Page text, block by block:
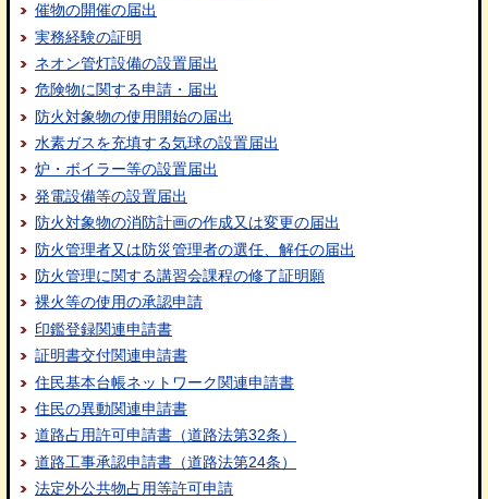
催物の開催の届出
実務経験の証明
ネオン管灯設備の設置届出
危険物に関する申請・届出
防火対象物の使用開始の届出
水素ガスを充填する気球の設置届出
炉・ボイラー等の設置届出
発電設備等の設置届出
防火対象物の消防計画の作成又は変更の届出
防火管理者又は防災管理者の選任、解任の届出
防火管理に関する講習会課程の修了証明願
裸火等の使用の承認申請
印鑑登録関連申請書
証明書交付関連申請書
住民基本台帳ネットワーク関連申請書
住民の異動関連申請書
道路占用許可申請書（道路法第32条）
道路工事承認申請書（道路法第24条）
法定外公共物占用等許可申請